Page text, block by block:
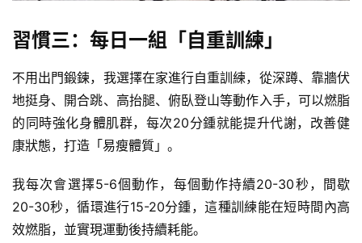
習慣三：每日一組「自重訓練」
不用出門鍛鍊，我選擇在家進行自重訓練，從深蹲、靠牆伏
地挺身、 開合跳、 高抬腿、俯臥登山等動作入手，可以燃脂
的同時強化身體肌群，每次20分鍾就能提升代謝，改善健
康狀態，打造「易瘦體質」。
我每次會選擇5-6個動作，每個動作持續20-30秒，間歇
20-30秒，循環進行15-20分鍾，這種訓練能在短時間內高
效燃脂，並實現運動後持續耗能。